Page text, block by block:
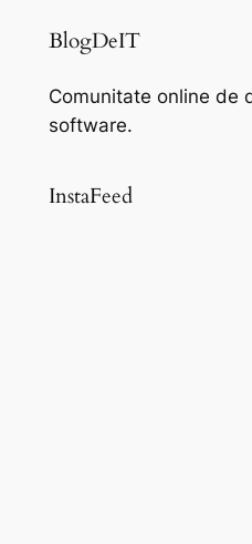
BlogDeIT
Comunitate online de
software.
InstaFeed